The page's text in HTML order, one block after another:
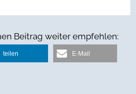
Beitrag weiter empfehlen:
teilen E-Mail